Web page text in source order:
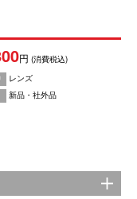
円(消費税込)
レンズ
新品・社外品